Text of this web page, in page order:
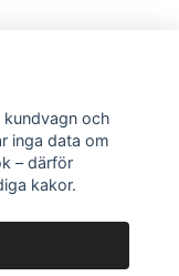
kundvagn och
inga data om
– därför
kakor.